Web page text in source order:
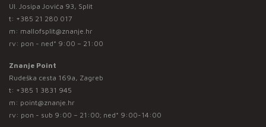
Ul. Josipa Jovića 93, Split
t: +385 21 280 017
m: mallofsplit@znanje.hr
rv: pon - ned* 9:00 – 21:00
Znanje Point
Rudeška cesta 169a, Zagreb
t: +385 1 3831 945
m: point@znanje.hr
rv: pon - sub 9:00 – 21:00; ned* 9:00-14:00